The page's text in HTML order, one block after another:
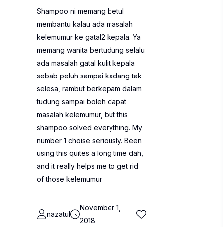
Shampoo ni memang betul
membantu kalau ada masalah
kelemumur ke gatal2 kepala. Ya
memang wanita bertudung selalu
ada masalah gatal kulit kepala
sebab peluh sampai kadang tak
selesa, rambut berkepam dalam
tudung sampai boleh dapat
masalah kelemumur, but this
shampoo solved everything. My
number 1 choise seriously. Been
using this quites a long time dah,
and it really helps me to get rid
of those kelemumur
nazatul
November 1,
2018